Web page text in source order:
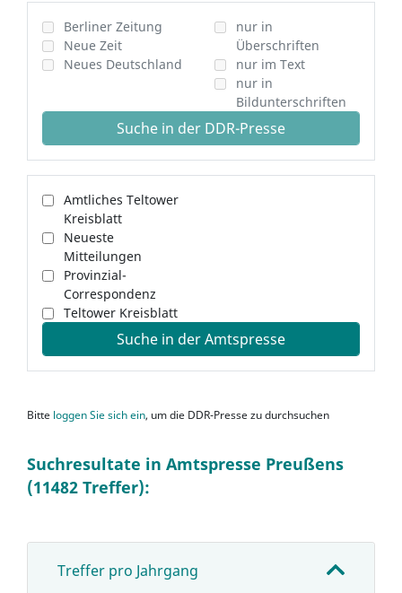
Berliner Zeitung
Neue Zeit
Neues Deutschland
nur in
Überschriften
nur im Text
nur in
Bildunterschriften
Suche in der DDR-Presse
Amtliches Teltower
Kreisblatt
Neueste
Mitteilungen
Provinzial-
Correspondenz
Teltower Kreisblatt
Suche in der Amtspresse
Bitte loggen Sie sich ein, um die DDR-Presse zu durchsuchen
Suchresultate in Amtspresse Preußens
(11482 Treffer):
Treffer pro Jahrgang